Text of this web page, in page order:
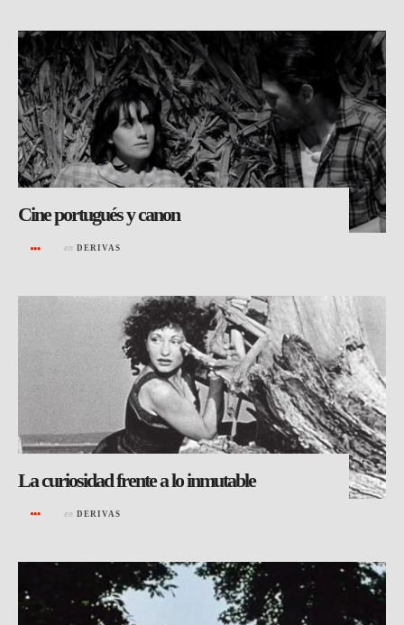
Cine portugués y canon
en DERIVAS
La curiosidad frente a lo inmutable
en DERIVAS